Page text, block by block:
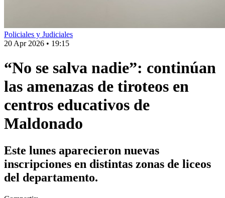
Policiales y Judiciales
20 Apr 2026 • 19:15
“No se salva nadie”: continúan
las amenazas de tiroteos en
centros educativos de
Maldonado
Este lunes aparecieron nuevas
inscripciones en distintas zonas de liceos
del departamento.